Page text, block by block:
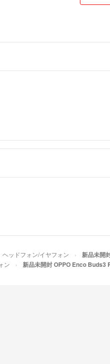
ヘッドフォン/イヤフォン 新品未開
ン 新品未開封 OPPO Enco Buds3